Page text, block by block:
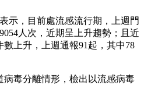
示，目前處流感流行期，上週門
人次，近期呈上升趨勢；且近
上升，上週通報91起，其中78
病毒分離情形，檢出以流感病毒